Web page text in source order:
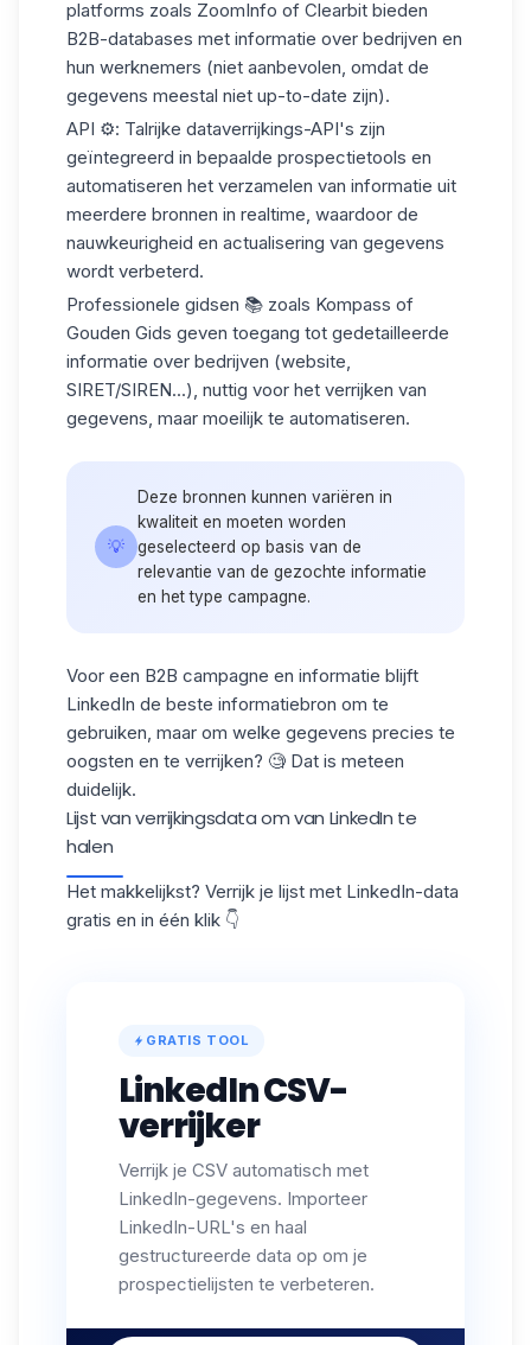
platforms zoals ZoomInfo of Clearbit bieden
B2B-databases met informatie over bedrijven en
hun werknemers (niet aanbevolen, omdat de
gegevens meestal niet up-to-date zijn).
API ⚙️: Talrijke dataverrijkings-API's zijn
geïntegreerd in bepaalde prospectietools en
automatiseren het verzamelen van informatie uit
meerdere bronnen in realtime, waardoor de
nauwkeurigheid en actualisering van gegevens
wordt verbeterd.
Professionele gidsen 📚 zoals Kompass of
Gouden Gids geven toegang tot gedetailleerde
informatie over bedrijven (website,
SIRET/SIREN...), nuttig voor het verrijken van
gegevens, maar moeilijk te automatiseren.
💡
Deze bronnen kunnen variëren in
kwaliteit en moeten worden
geselecteerd op basis van de
relevantie van de gezochte informatie
en het type campagne.
Voor een B2B campagne en informatie blijft
LinkedIn de beste informatiebron om te
gebruiken, maar om welke gegevens precies te
oogsten en te verrijken? 🧐 Dat is meteen
duidelijk.
Lijst van verrijkingsdata om van LinkedIn te
halen
Het makkelijkst? Verrijk je lijst met LinkedIn-data
gratis en in één klik 👇
GRATIS TOOL
LinkedIn CSV-
verrijker
Verrijk je CSV automatisch met
LinkedIn-gegevens. Importeer
LinkedIn-URL's en haal
gestructureerde data op om je
prospectielijsten te verbeteren.